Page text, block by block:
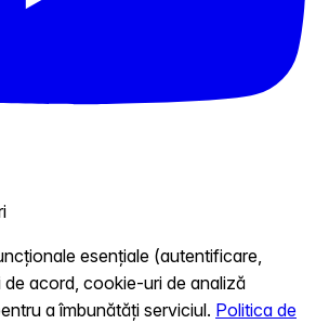
esențiale (autentificare,
de acord, cookie-uri de analiză
a îmbunătăți serviciul. Politica de